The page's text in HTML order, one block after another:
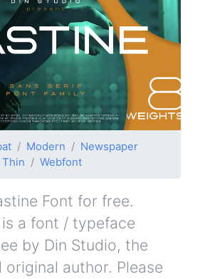
Modern
Newspaper
Thin Webfont
Font for free.
a font / typeface
by Din Studio, the
original author. Please